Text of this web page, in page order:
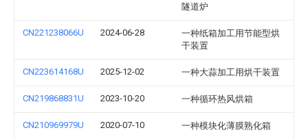
隧道炉
CN221238066U 2024-06-28
一种纸箱加工用节能型烘
干装置
CN223614168U 2025-12-02 一种大蒜加工用烘干装置
CN219868831U 2023-10-20 一种循环热风烘箱
CN210969979U 2020-07-10 一种模块化薄膜熟化箱